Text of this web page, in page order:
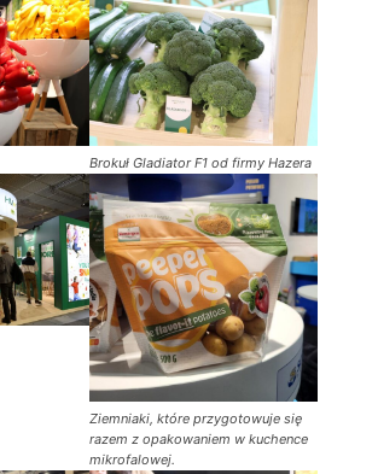
Brokuł Gladiator F1 od firmy Hazera
Ziemniaki, które przygotowuje się
razem z opakowaniem w kuchence
mikrofalowej.